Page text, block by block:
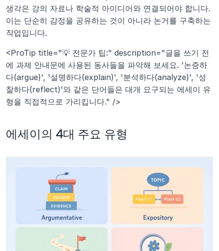
생각은 강의 자료나 학술적 아이디어와 연결되어야 합니다.
이는 단순히 감정을 공유하는 것이 아니라 논거를 구축하는
작업입니다.
<ProTip title="💡 전문가 팁:" description="글을 쓰기 전
에 과제 안내문에 사용된 동사들을 파악해 보세요. '논증하
다(argue)', '설명하다(explain)', '분석하다(analyze)', '성
찰하다(reflect)'와 같은 단어들은 대개 요구되는 에세이 유
형을 직접적으로 가리킵니다." />
에세이의 4대 주요 유형